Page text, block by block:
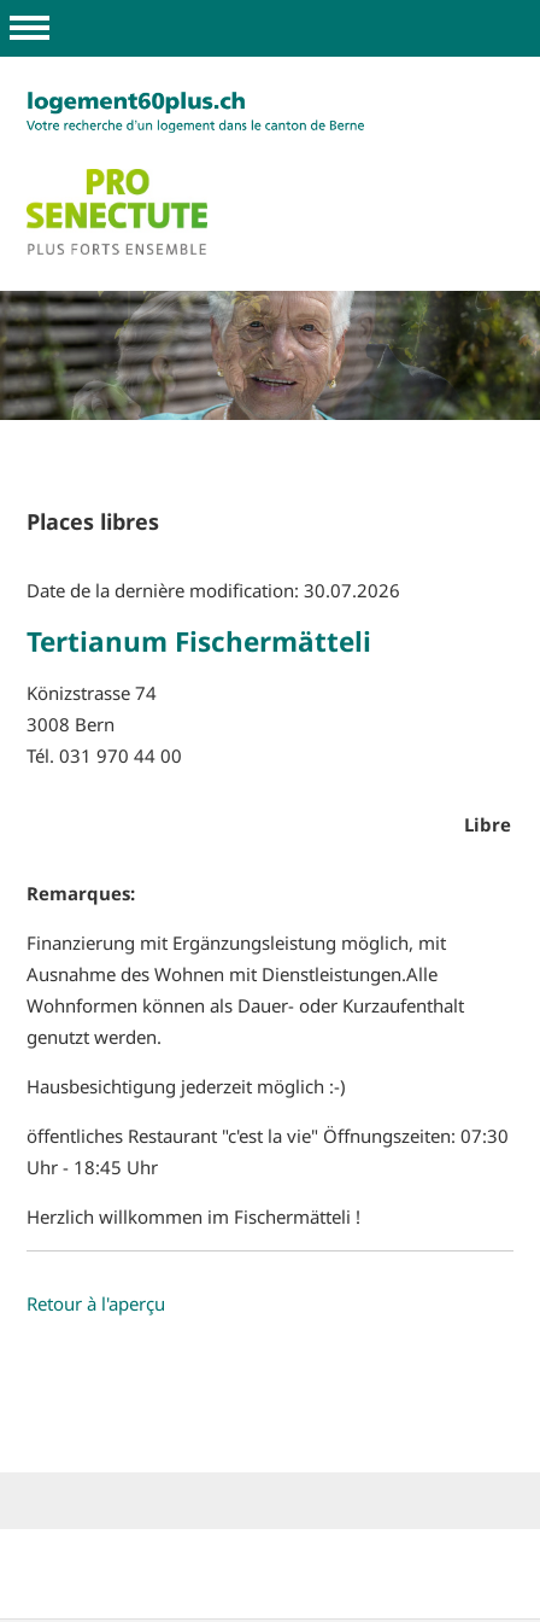
Places libres
Date de la dernière modification: 30.07.2026
Tertianum Fischermätteli
Könizstrasse 74
3008 Bern
Tél. 031 970 44 00
Libre
Remarques:
Finanzierung mit Ergänzungsleistung möglich, mit
Ausnahme des Wohnen mit Dienstleistungen.Alle
Wohnformen können als Dauer- oder Kurzaufenthalt
genutzt werden.
Hausbesichtigung jederzeit möglich :-)
öffentliches Restaurant "c'est la vie" Öffnungszeiten: 07:30
Uhr - 18:45 Uhr
Herzlich willkommen im Fischermätteli !
Retour à l'aperçu